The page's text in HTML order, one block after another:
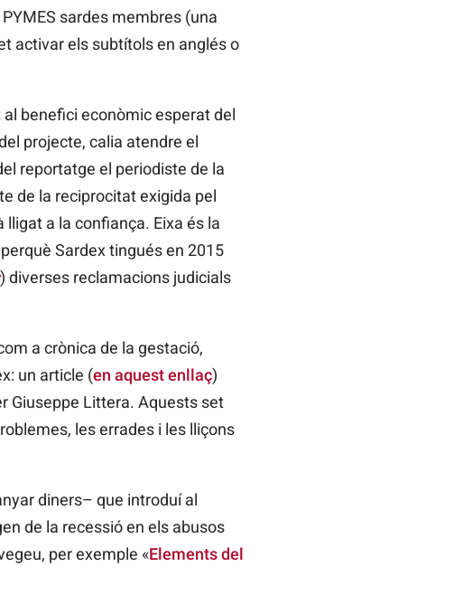
sardes membres (una
activar els subtítols en anglés o
benefici econòmic esperat del
projecte, calia atendre el
reportatge el periodiste de la
de la reciprocitat exigida pel
a la confiança. Eixa és la
Sardex tingués en 2015
) diverses reclamacions judicials
a crònica de la gestació,
un article (en aquest enllaç)
Giuseppe Littera. Aquests set
les errades i les lliçons
diners– que introduí al
de la recessió en els abusos
per exemple «Elements del